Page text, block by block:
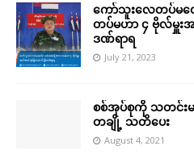
ကော်သူးလေတပ်မတ
တပ်မဟာ ၄ ဗိုလ်မှူးအပ
ဒဏ်ရာရ
July 21, 2023
စစ်အုပ်စုကို သတင်းမပ
တချို့ သတိ​ပေး
August 4, 2021